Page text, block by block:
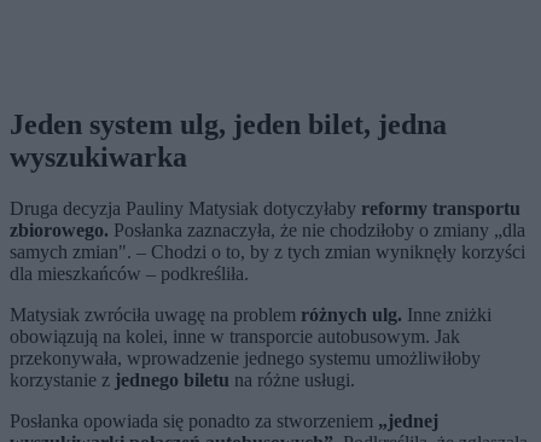
Jeden system ulg, jeden bilet, jedna
wyszukiwarka
Druga decyzja Pauliny Matysiak dotyczyłaby reformy transportu
zbiorowego. Posłanka zaznaczyła, że nie chodziłoby o zmiany „dla
samych zmian". – Chodzi o to, by z tych zmian wyniknęły korzyści
dla mieszkańców – podkreśliła.
Matysiak zwróciła uwagę na problem różnych ulg. Inne zniżki
obowiązują na kolei, inne w transporcie autobusowym. Jak
przekonywała, wprowadzenie jednego systemu umożliwiłoby
korzystanie z jednego biletu na różne usługi.
Posłanka opowiada się ponadto za stworzeniem „jednej